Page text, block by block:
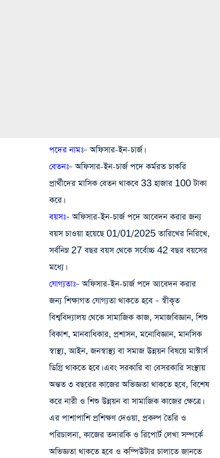
পদের নামঃ– অফিসার-ইন-চার্জ।
বেতনঃ– অফিসার-ইন-চার্জ পদে কর্মরত চাকরি
প্রার্থীদের মাসিক বেতন থাকবে 33 হাজার 100 টাকা
করে।
বয়সঃ– অফিসার-ইন-চার্জ পদে আবেদন করার জন্য
বয়স চাওয়া হয়েছে 01/01/2025 তারিখের নিরিখে,
সর্বনিম্ন 27 বছর বয়স থেকে সর্বোচ্চ 42 বছর বয়সের
মধ্যে।
যোগ্যতাঃ– অফিসার-ইন-চার্জ পদে আবেদন করার
জন্য শিক্ষাগত যোগ্যতা থাকতে হবে – স্বীকৃত
বিশ্ববিদ্যালয় থেকে সামাজিক কাজ, সমাজবিজ্ঞান, শিশু
বিকাশ, মানবাধিকার, প্রশাসন, মনোবিজ্ঞান, মানসিক
স্বাস্থ্য, আইন, জনস্বাস্থ্য বা সমাজ উন্নয়ন বিষয়ে মাস্টার্স
ডিগ্রি থাকতে হবে। এবং সরকারি বা বেসরকারি সংস্থায়
অন্তত ৩ বছরের কাজের অভিজ্ঞতা থাকতে হবে, বিশেষ
করে নারী ও শিশু উন্নয়ন বা সামাজিক কাজের ক্ষেত্রে।
এর পাশাপাশি প্রশিক্ষণ দেওয়া, প্রকল্প তৈরি ও
পরিচালনা, কাজের তদারকি ও রিপোর্ট লেখা সম্পর্কে
অভিজ্ঞতা থাকতে হবে ও কম্পিউটার চালাতে জানতে